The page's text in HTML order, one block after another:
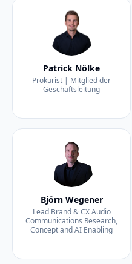
Patrick Nölke
Prokurist | Mitglied der
Geschäftsleitung
Björn Wegener
Lead Brand & CX Audio
Communications Research,
Concept and AI Enabling